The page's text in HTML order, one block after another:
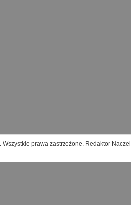
. Wszystkie prawa zastrzeżone. Redaktor